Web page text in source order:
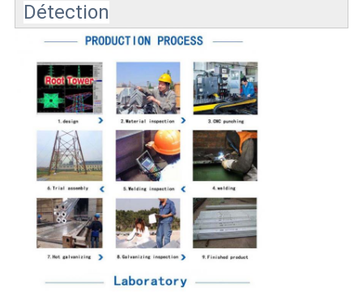
Détection